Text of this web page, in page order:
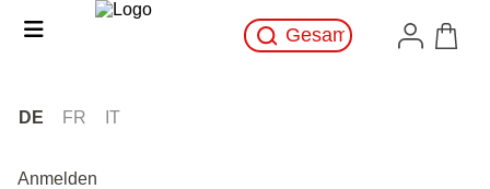
DE FR IT
Anmelden